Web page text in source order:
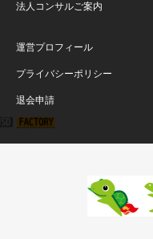
法人コンサルご案内
運営プロフィール
プライバシーポリシー
退会申請